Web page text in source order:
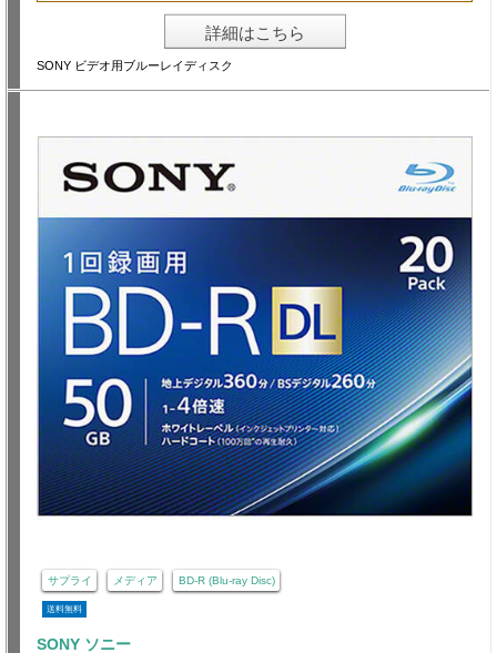
詳細はこちら
SONY ビデオ用ブルーレイディスク
サプライ メディア BD-R (Blu-ray Disc)
送料無料
SONY ソニー